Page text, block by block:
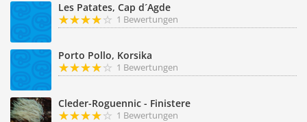
Les Patates, Cap d´Agde
1 Bewertungen
Porto Pollo, Korsika
1 Bewertungen
Cleder-Roguennic - Finistere
1 Bewertungen